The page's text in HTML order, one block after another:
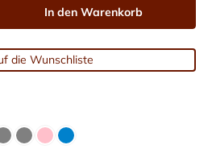
In den Warenkorb
die Wunschliste